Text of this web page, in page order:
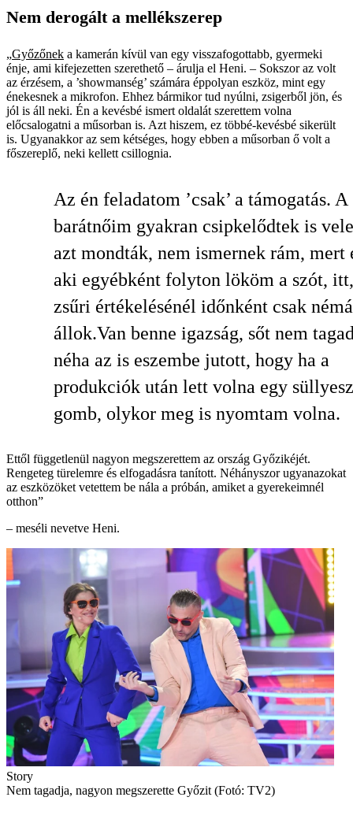
Nem derogált a mellékszerep
„Győzőnek a kamerán kívül van egy visszafogottabb, gyermeki
énje, ami kifejezetten szerethető – árulja el Heni. – Sokszor az volt
az érzésem, a ’showmanség’ számára éppolyan eszköz, mint egy
énekesnek a mikrofon. Ehhez bármikor tud nyúlni, zsigerből jön, és
jól is áll neki. Én a kevésbé ismert oldalát szerettem volna
előcsalogatni a műsorban is. Azt hiszem, ez többé-kevésbé sikerült
is. Ugyanakkor az sem kétséges, hogy ebben a műsorban ő volt a
főszereplő, neki kellett csillognia.
Az én feladatom ’csak’ a támogatás. A
barátnőim gyakran csipkelődtek is
azt mondták, nem ismernek rám, mert
aki egyébként folyton lököm a szót,
zsűri értékelésénél időnként csak
állok.Van benne igazság, sőt nem
néha az is eszembe jutott, hogy ha a
produkciók után lett volna egy
gomb, olykor meg is nyomtam volna.
Ettől függetlenül nagyon megszerettem az ország Győzikéjét.
Rengeteg türelemre és elfogadásra tanított. Néhányszor ugyanazokat
az eszközöket vetettem be nála a próbán, amiket a gyerekeimnél
otthon”
– meséli nevetve Heni.
Story
Nem tagadja, nagyon megszerette Győzit (Fotó: TV2)